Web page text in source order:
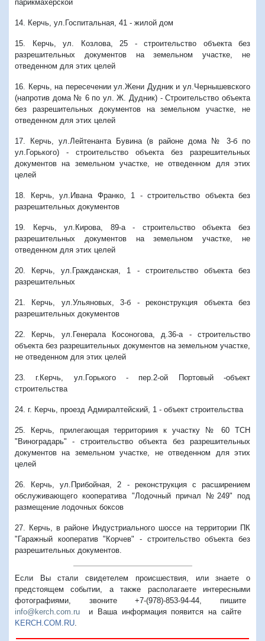
парикмахерской
14. Керчь, ул.Госпитальная, 41 - жилой дом
15. Керчь, ул. Козлова, 25 - строительство объекта без
разрешительных документов на земельном участке, не
отведенном для этих целей
16. Керчь, на пересечении ул.Жени Дудник и ул.Чернышевского
(напротив дома № 6 по ул. Ж. Дудник) - Строительство объекта
без разрешительных документов на земельном участке, не
отведенном для этих целей
17. Керчь, ул.Лейтенанта Бувина (в районе дома № 3-б по
ул.Горького) - строительство объекта без разрешительных
документов на земельном участке, не отведенном для этих
целей
18. Керчь, ул.Ивана Франко, 1 - строительство объекта без
разрешительных документов
19. Керчь, ул.Кирова, 89-а - строительство объекта без
разрешительных документов на земельном участке, не
отведенном для этих целей
20. Керчь, ул.Гражданская, 1 - строительство объекта без
разрешительных
21. Керчь, ул.Ульяновых, 3-б - реконструкция объекта без
разрешительных документов
22. Керчь, ул.Генерала Косоногова, д.36-а - строительство
объекта без разрешительных документов на земельном участке,
не отведенном для этих целей
23. г.Керчь, ул.Горького - пер.2-ой Портовый -объект
строительства
24. г. Керчь, проезд Адмиралтейский, 1 - объект строительства
25. Керчь, прилегающая территориия к участку № 60 ТСН
"Виноградарь" - строительство объекта без разрешительных
документов на земельном участке, не отведенном для этих
целей
26. Керчь, ул.Прибойная, 2 - реконструкция с расширением
обслуживающего кооператива "Лодочный причал №249" под
размещение лодочных боксов
27. Керчь, в районе Индустриального шоссе на территории ПК
"Гаражный кооператив "Корчев" - строительство объекта без
разрешительных документов.
Если Вы стали свидетелем происшествия, или знаете о
предстоящем событии, а также располагаете интересными
фотографиями, звоните +7-(978)-853-94-44, пишите
info@kerch.com.ru и Ваша информация появится на сайте
KERCH.COM.RU